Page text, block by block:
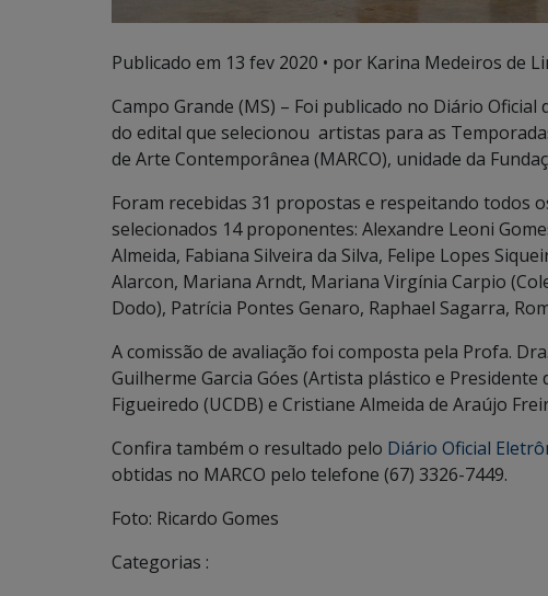
Publicado em 13 fev 2020 • por Karina Medeiros de
Campo Grande (MS) – Foi publicado no Diário
do edital que selecionou artistas para as
de Arte Contemporânea (MARCO), unidade da
Foram recebidas 31 propostas e respeitando todos
selecionados 14 proponentes: Alexandre Leoni
Almeida, Fabiana Silveira da Silva, Felipe Lopes
Alarcon, Mariana Arndt, Mariana Virgínia Carpio
Dodo), Patrícia Pontes Genaro, Raphael Sagarra,
A comissão de avaliação foi composta pela Profa.
Guilherme Garcia Góes (Artista plástico e
Figueiredo (UCDB) e Cristiane Almeida de Araújo
Confira também o resultado pelo Diário Oficial
obtidas no MARCO pelo telefone (67) 3326-7449.
Foto: Ricardo Gomes
Categorias :